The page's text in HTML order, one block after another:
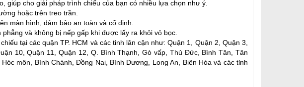
giúp cho giải pháp trình chiếu của bạn có nhiều lựa chọn như ý.
hoặc trên treo trần.
màn hình, đảm bảo an toàn và cố định.
và không bị nếp gấp khi được lấy ra khỏi vỏ bọc.
tại các quận TP. HCM và các tỉnh lân cận như: Quận 1, Quận 2, Quận 3,
10, Quận 11, Quận 12, Q. Bình Thạnh, Gò vấp, Thủ Đức, Bình Tân, Tân
môn, Bình Chánh, Đồng Nai, Bình Dương, Long An, Biên Hòa và các tỉnh